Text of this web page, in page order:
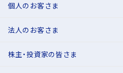
個人のお客さま
BANK
有人店舗
法人のお客さま
株主・投資家の皆さま